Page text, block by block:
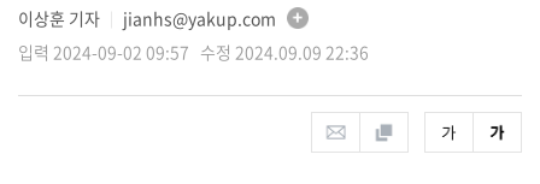
이상훈 기자
jianhs@yakup.com
입력 2024-09-02 09:57 수정 2024.09.09 22:36